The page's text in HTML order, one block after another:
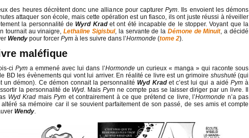
des heures décrètent donc une alliance pour capturerPym. Ils envoient les démons
attaquer son école, mais cette opération est un fiasco, ils ont juste réussi à réveiller
la personnalité deWyrd Kradet ont été incapable de le stopper. Voyant que la
tournait au vinaigre,Lethaline Sigisbul, la servante de la Démone de Minuit, a décidé
Wendy pour forcer Pym à les suivre dans l’Hormonde (tome 2).
maléfique
ciPyma emmené avec lui dans l’Hormonde un curieux « manga » qui raconte sous
BD les évènements qui vont lui arriver. En réalité ce livre est un grimoire shushuté(qui
un démon). Ce démon connait la personnalitéWyd Krad et c’est lui qui a aidé Pymà
la personnalité de Wyd. MaisPymne compte pas se laisser diriger par un livre. Il
Wyd Krad maisPym et contrairement à ce que prétend ce livre, l’Hormonde n’a pas
altéré sa mémoire car il se souvient parfaitement de son passé, de ses amis et compte
Wendy.